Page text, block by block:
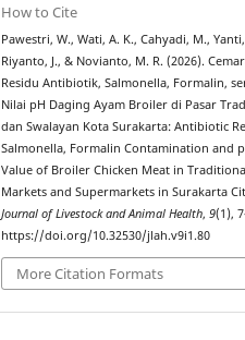
How to Cite
Pawestri, W., Wati, A. K., Cahyadi, M., Yanti,
Riyanto, J., & Novianto, M. R. (2026).
Residu Antibiotik, Salmonella, Formalin,
Nilai pH Daging Ayam Broiler di Pasar
dan Swalayan Kota Surakarta: Antibiotic
Salmonella, Formalin Contamination and
Value of Broiler Chicken Meat in
Markets and Supermarkets in Surakarta
Journal of Livestock and Animal Health,9(1),
https://doi.org/10.32530/jlah.v9i1.80
More Citation Formats